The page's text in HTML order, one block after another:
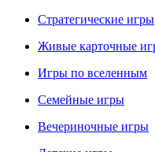
Стратегические игры
Живые карточные
Игры по вселенным
Семейные игры
Вечериночные игры